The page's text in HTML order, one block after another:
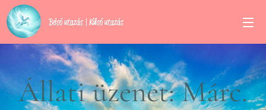
Belső utazás | Külső utazás
Állati üzenet: Márc.